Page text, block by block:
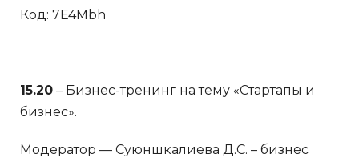
Код: 7E4Mbh
15.20 – Бизнес-тренинг на тему «Стартапы и
бизнес».
Модератор — Суюншкалиева Д.С. – бизнес